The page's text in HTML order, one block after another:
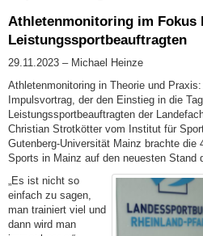
Athletenmonitoring im Fokus
Leistungssportbeauftragten
29.11.2023 – Michael Heinze
Athletenmonitoring in Theorie und
Impulsvortrag, der den Einstieg in die
Leistungssportbeauftragten der
Christian Strotkötter vom Institut für
Gutenberg-Universität Mainz brachte die
Sports in Mainz auf den neuesten Stand
„Es ist nicht so
einfach zu sagen,
man trainiert viel und
dann wird man